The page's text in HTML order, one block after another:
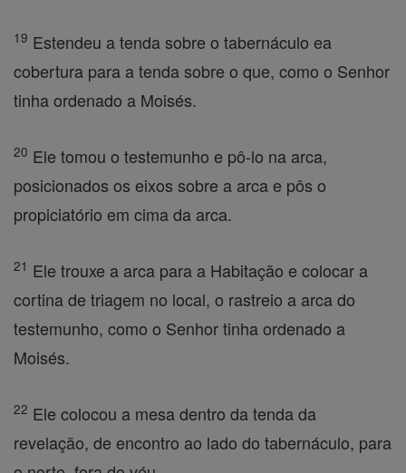
19 Estendeu a tenda sobre o tabernáculo ea
cobertura para a tenda sobre o que, como o Senhor
tinha ordenado a Moisés.
20 Ele tomou o testemunho e pô-lo na arca,
posicionados os eixos sobre a arca e pôs o
propiciatório em cima da arca.
21 Ele trouxe a arca para a Habitação e colocar a
cortina de triagem no local, o rastreio a arca do
testemunho, como o Senhor tinha ordenado a
Moisés.
22 Ele colocou a mesa dentro da tenda da
revelação, de encontro ao lado do tabernáculo, para